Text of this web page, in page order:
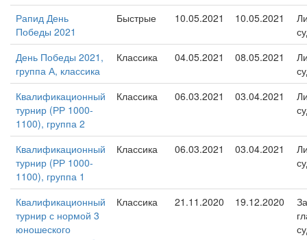
Рапид День
Победы 2021
Быстрые 10.05.2021 10.05.2021
День Победы 2021,
группа А, классика
Классика 04.05.2021 08.05.2021
Квалификационный
турнир (РР 1000-
1100), группа 2
Классика 06.03.2021 03.04.2021
Квалификационный
турнир (РР 1000-
1100), группа 1
Классика 06.03.2021 03.04.2021
Квалификационный
турнир с нормой 3
юношеского
Классика 21.11.2020 19.12.2020